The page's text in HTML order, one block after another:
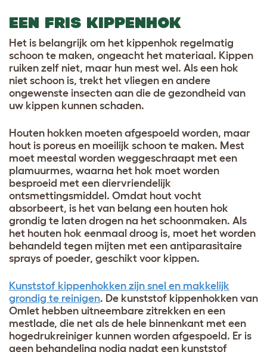
EEN FRIS KIPPENHOK
Het is belangrijk om het kippenhok regelmatig
schoon te maken, ongeacht het materiaal. Kippen
ruiken zelf niet, maar hun mest wel. Als een hok
niet schoon is, trekt het vliegen en andere
ongewenste insecten aan die de gezondheid van
uw kippen kunnen schaden.
Houten hokken moeten afgespoeld worden, maar
hout is poreus en moeilijk schoon te maken. Mest
moet meestal worden weggeschraapt met een
plamuurmes, waarna het hok moet worden
besproeid met een diervriendelijk
ontsmettingsmiddel. Omdat hout vocht
absorbeert, is het van belang een houten hok
grondig te laten drogen na het schoonmaken. Als
het houten hok eenmaal droog is, moet het worden
behandeld tegen mijten met een antiparasitaire
sprays of poeder, geschikt voor kippen.
Kunststof kippenhokken zijn snel en makkelijk
grondig te reinigen. De kunststof kippenhokken van
Omlet hebben uitneembare zitrekken en een
mestlade, die net als de hele binnenkant met een
hogedrukreiniger kunnen worden afgespoeld. Er is
geen behandeling nodig nadat een kunststof